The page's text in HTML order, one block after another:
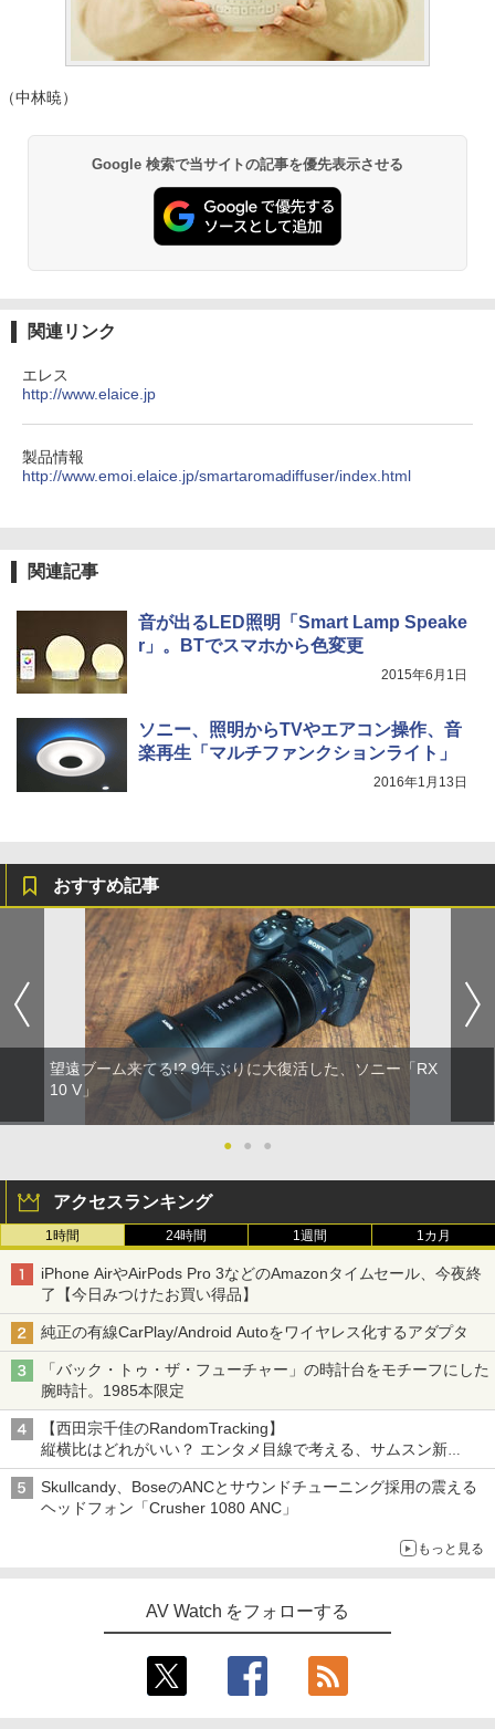
（中林暁）
Google 検索で当サイトの記事を優先表示させる
関連リンク
エレス
http://www.elaice.jp
製品情報
http://www.emoi.elaice.jp/smartaromadiffuser/index.html
関連記事
音が出るLED照明「Smart Lamp Speake
r」。BTでスマホから色変更
2015年6月1日
ソニー、照明からTVやエアコン操作、音
楽再生「マルチファンクションライト」
2016年1月13日
おすすめ記事
望遠ブーム来てる!? 9年ぶりに大復活した、ソニー「RX
10 V」
● ● ●
アクセスランキング
1時間 24時間 1週間 1カ月
iPhone AirやAirPods Pro 3などのAmazonタイムセール、今夜終
了【今日みつけたお買い得品】
純正の有線CarPlay/Android Autoをワイヤレス化するアダプタ
「バック・トゥ・ザ・フューチャー」の時計台をモチーフにした
腕時計。1985本限定
【西田宗千佳のRandomTracking】
縦横比はどれがいい？ エンタメ目線で考える、サムスン新
「Galaxy Z Fold」
Skullcandy、BoseのANCとサウンドチューニング採用の震える
ヘッドフォン「Crusher 1080 ANC」
もっと見る
AV Watch をフォローする